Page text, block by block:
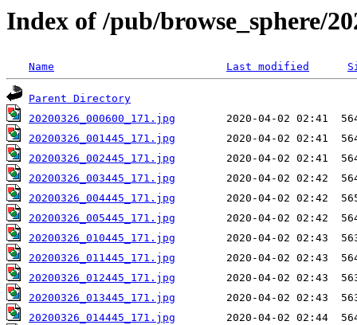
Index of /pub/browse_sphere/
Name Last modified
Parent Directory
20200326_000600_171.jpg
20200326_001445_171.jpg
20200326_002445_171.jpg
20200326_003445_171.jpg
20200326_004445_171.jpg
20200326_005445_171.jpg
20200326_010445_171.jpg
20200326_011445_171.jpg
20200326_012445_171.jpg
20200326_013445_171.jpg
20200326_014445_171.jpg